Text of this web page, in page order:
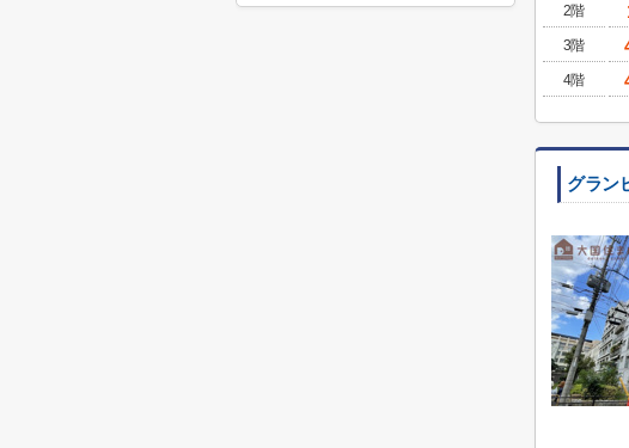
2階
3階
4階
グラン